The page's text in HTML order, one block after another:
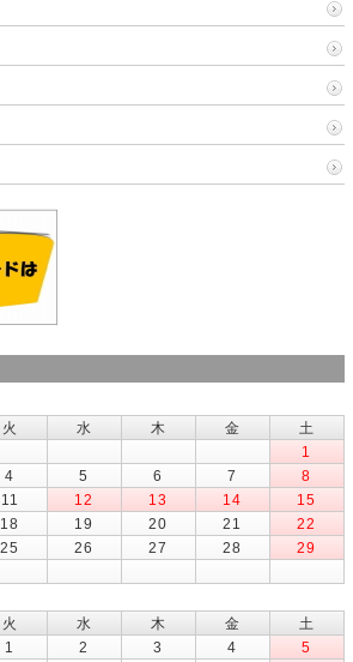
火 水 木 金
土
1
4 5 6 7
8
11 12 13 14
15
18 19 20 21
22
25 26 27 28
29
火 水 木 金
土
1
2 3 4
5